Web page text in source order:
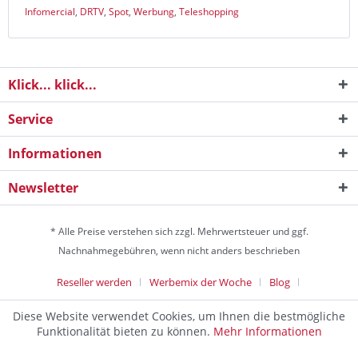
Infomercial, DRTV, Spot, Werbung, Teleshopping
Klick... klick...
Service
Informationen
Newsletter
* Alle Preise verstehen sich zzgl. Mehrwertsteuer und ggf.
Nachnahmegebühren, wenn nicht anders beschrieben
Reseller werden Werbemix der Woche
Blog
Die Werbeagentur
Discountagentur Medien- & Werbeagentur aus Helmstedt Copyright
Diese Website verwendet Cookies, um Ihnen die bestmögliche
Funktionalität bieten zu können. Mehr Informationen